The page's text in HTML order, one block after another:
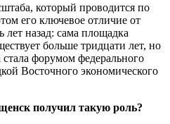
который проводится по
его ключевое отличие от
лет назад: сама площадка
больше тридцати лет, но
форумом федерального
Восточного экономического
получил такую роль?